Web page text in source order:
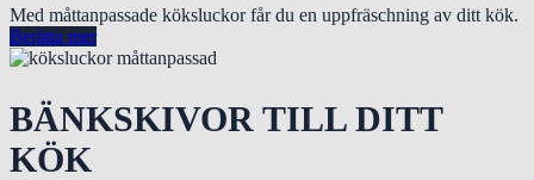
Med måttanpassade köksluckor får du en uppfräschning av ditt kök.
Berätta mer
BÄNKSKIVOR TILL DITT
KÖK